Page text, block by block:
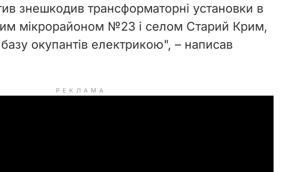
знешкодив трансформаторні установки в
мікрорайоном №23 і селом Старий Крим,
окупантів електрикою", – написав
РЕКЛАМА